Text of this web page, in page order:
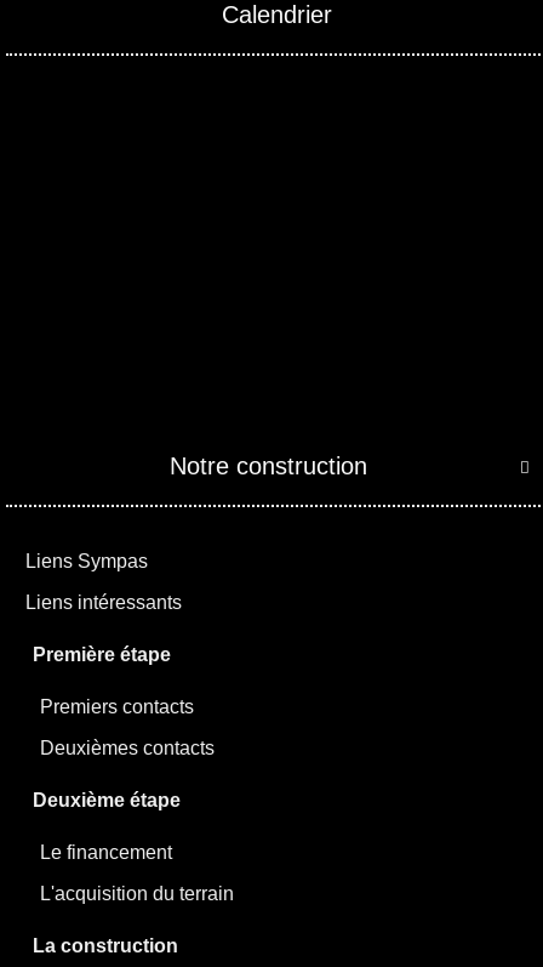
Calendrier

Notre construction
Liens Sympas
Liens intéressants
Première étape
Premiers contacts
Deuxièmes contacts
Deuxième étape
Le financement
L'acquisition du terrain
La construction